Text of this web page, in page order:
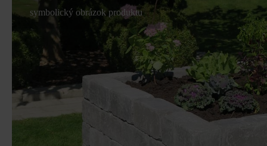
symbolický obrázok produktu